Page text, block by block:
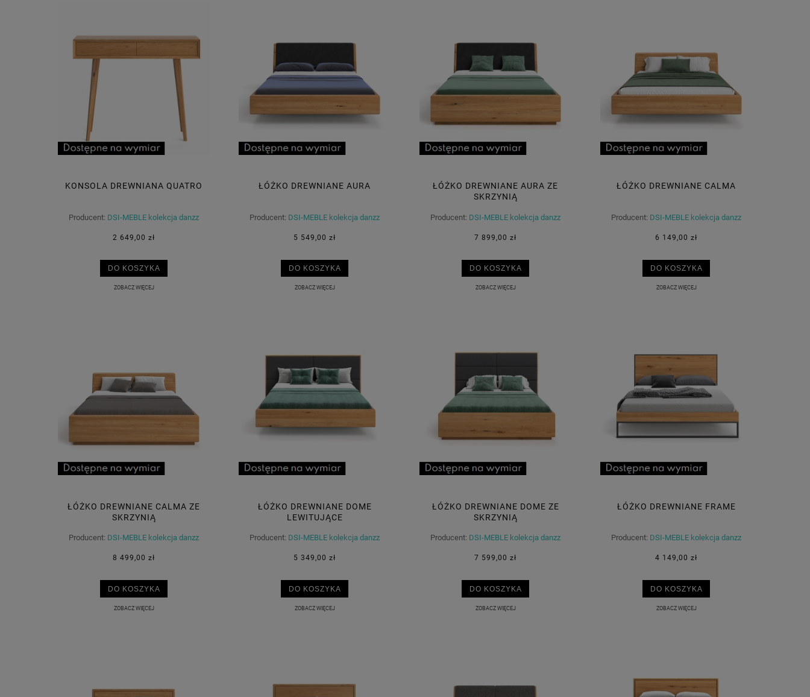
KONSOLA DREWNIANA QUATRO
Producent: DSI-MEBLE kolekcja danzz
2 649,00 zł
DO KOSZYKA
ZOBACZ WIĘCEJ
ŁÓŻKO DREWNIANE AURA
Producent: DSI-MEBLE kolekcja danzz
5 549,00 zł
DO KOSZYKA
ZOBACZ WIĘCEJ
ŁÓŻKO DREWNIANE AURA ZE
SKRZYNIĄ
Producent: DSI-MEBLE kolekcja danzz
7 899,00 zł
DO KOSZYKA
ZOBACZ WIĘCEJ
ŁÓŻKO DREWNIANE CALMA
Producent: DSI-MEBLE kolekcja danzz
6 149,00 zł
DO KOSZYKA
ZOBACZ WIĘCEJ
ŁÓŻKO DREWNIANE CALMA ZE
SKRZYNIĄ
Producent: DSI-MEBLE kolekcja danzz
8 499,00 zł
DO KOSZYKA
ZOBACZ WIĘCEJ
ŁÓŻKO DREWNIANE DOME
LEWITUJĄCE
Producent: DSI-MEBLE kolekcja danzz
5 349,00 zł
DO KOSZYKA
ZOBACZ WIĘCEJ
ŁÓŻKO DREWNIANE DOME ZE
SKRZYNIĄ
Producent: DSI-MEBLE kolekcja danzz
7 599,00 zł
DO KOSZYKA
ZOBACZ WIĘCEJ
ŁÓŻKO DREWNIANE FRAME
Producent: DSI-MEBLE kolekcja danzz
4 149,00 zł
DO KOSZYKA
ZOBACZ WIĘCEJ